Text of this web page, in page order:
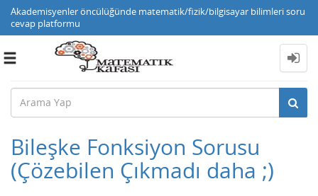
Akademisyenler öncülüğünde matematik/fizik/bilgisayar bilimleri soru
cevap platformu
Toggle
Bileşke Fonksiyon Sorusu
(Çözebilen Çıkmadı daha ;)